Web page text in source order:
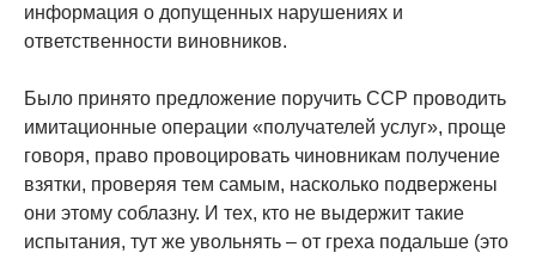
информация о допущенных нарушениях и
ответственности виновников.
Было принято предложение поручить ССР проводить
имитационные операции «получателей услуг», проще
говоря, право провоцировать чиновникам получение
взятки, проверяя тем самым, насколько подвержены
они этому соблазну. И тех, кто не выдержит такие
испытания, тут же увольнять – от греха подальше (это